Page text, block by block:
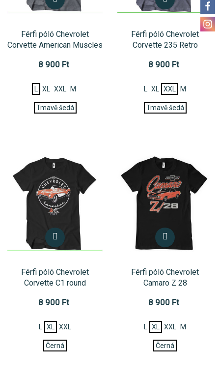
Férfi póló Chevrolet
Corvette American Muscles
8 900 Ft
L XL XXL M
Tmavě šedá
Férfi póló Chevrolet
Corvette 235 Retro
8 900 Ft
L XL XXL M
Tmavě šedá
Férfi póló Chevrolet
Corvette C1 round
8 900 Ft
L XL XXL
Černá
Férfi póló Chevrolet
Camaro Z 28
8 900 Ft
L XL XXL M
Černá